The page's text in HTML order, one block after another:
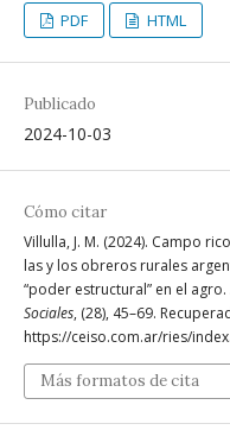
PDF HTML
Publicado
2024-10-03
Cómo citar
Villulla, J. M. (2024). Campo
las y los obreros rurales
“poder estructural” en el agro.
Sociales, (28), 45–69.
https://ceiso.com.ar/ries/
Más formatos de cita